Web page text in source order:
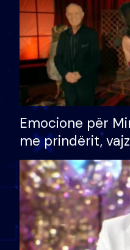
Emocione për
me prindërit,
bashkëshorten:
divorci apo jo?